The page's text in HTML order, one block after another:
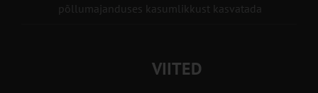
põllumajanduses kasumlikkust kasvatada
VIITED